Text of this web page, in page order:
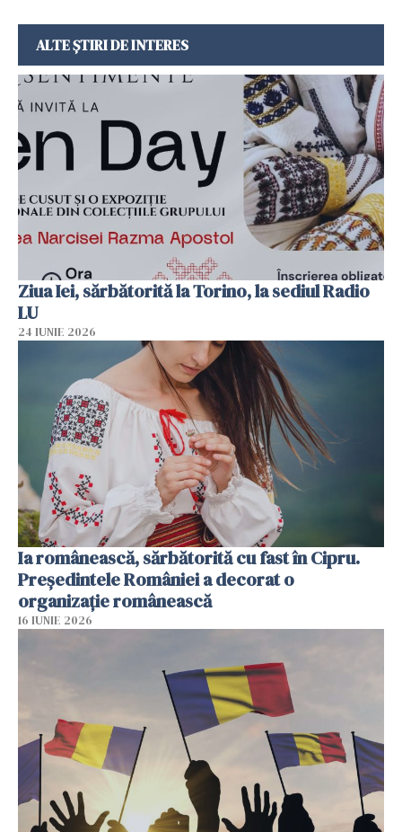
ALTE ȘTIRI DE INTERES
Ziua Iei, sărbătorită la Torino, la sediul Radio
LU
24 IUNIE 2026
Ia românească, sărbătorită cu fast în Cipru.
Președintele României a decorat o
organizație românească
16 IUNIE 2026